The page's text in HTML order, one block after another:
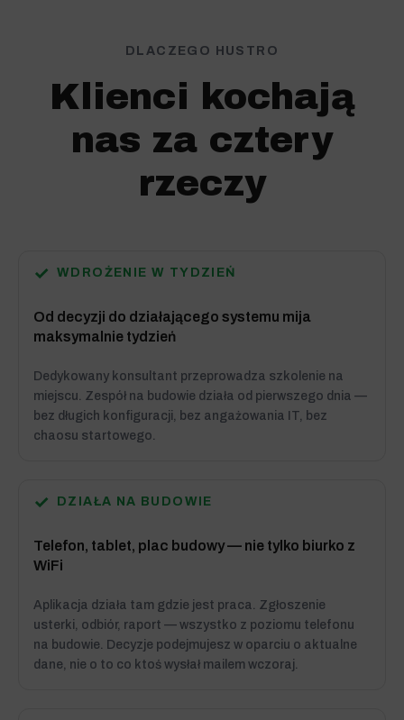
DLACZEGO HUSTRO
Klienci kochają
nas za cztery
rzeczy
✓ WDROŻENIE W TYDZIEŃ
Od decyzji do działającego systemu mija
maksymalnie tydzień
Dedykowany konsultant przeprowadza szkolenie na
miejscu. Zespół na budowie działa od pierwszego dnia —
bez długich konfiguracji, bez angażowania IT, bez
chaosu startowego.
✓ DZIAŁA NA BUDOWIE
Telefon, tablet, plac budowy — nie tylko biurko z
WiFi
Aplikacja działa tam gdzie jest praca. Zgłoszenie
usterki, odbiór, raport — wszystko z poziomu telefonu
na budowie. Decyzje podejmujesz w oparciu o aktualne
dane, nie o to co ktoś wysłał mailem wczoraj.